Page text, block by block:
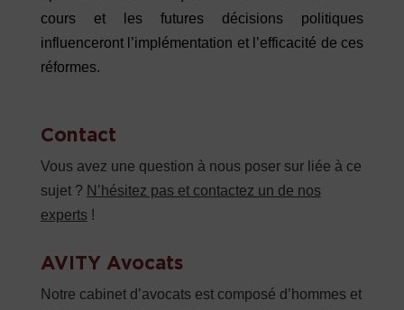
cours et les futures décisions politiques
influenceront l’implémentation et l’efficacité de ces
réformes.
Contact
Vous avez une question à nous poser sur liée à ce
sujet ? N’hésitez pas et contactez un de nos
experts !
AVITY Avocats
Notre cabinet d’avocats est composé d’hommes et